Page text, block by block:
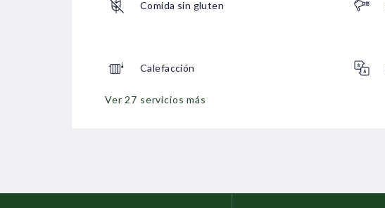
Comida sin gluten
Calefacción
Ver 27 servicios más